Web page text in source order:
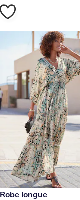
104.00 CHF
Robe longue